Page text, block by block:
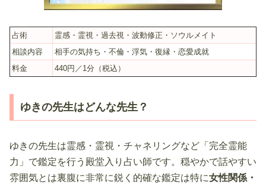
占術
霊感・霊視・過去視・波動修正・ソウルメイト
相談内容
相手の気持ち・不倫・浮気・復縁・恋愛成就
料金
440円／1分（税込）
ゆきの先生はどんな先生？
ゆきの先生は霊感・霊視・チャネリングなど「完全霊能
力」で鑑定を行う殿堂入り占い師です。穏やかで話やすい
雰囲気とは裏腹に非常に鋭く的確な鑑定は特に女性関係・